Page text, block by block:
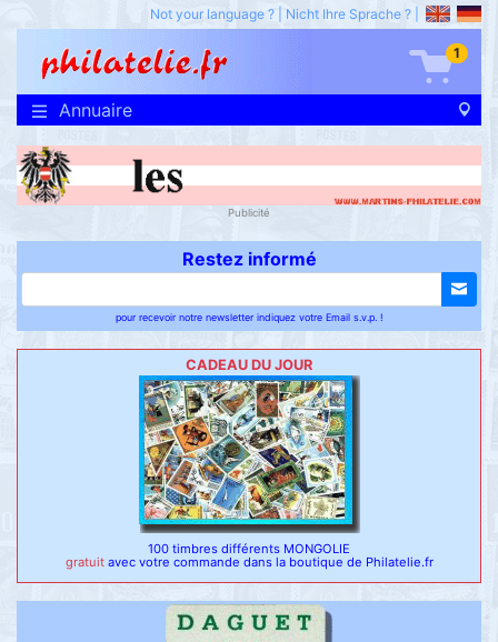
Not your language ? Nicht Ihre Sprache ?
1
Annuaire
Publicité
Restez informé
pour recevoir notre newsletter indiquez votre Email s.v.p. !
CADEAU DU JOUR
100 timbres différents MONGOLIE
gratuit avec votre commande dans la boutique de Philatelie.fr